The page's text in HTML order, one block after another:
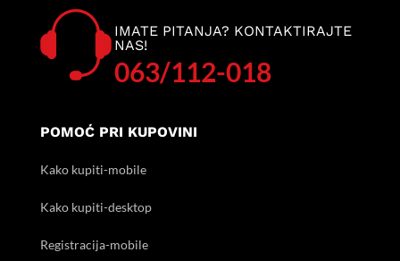
IMATE PITANJA? KONTAKTIRAJTE
NAS!
063/112-018
POMOĆ PRI KUPOVINI
Kako kupiti-mobile
Kako kupiti-desktop
Registracija-mobile